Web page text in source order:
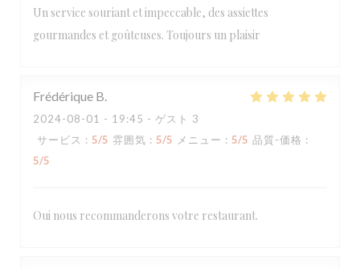
Un service souriant et impeccable, des assiettes
gourmandes et goûteuses. Toujours un plaisir
Frédérique B
2024-08-01 - 19:45 - ゲスト 3
サービス : 5/5 雰囲気 : 5/5 メニュー : 5/5 品質-価格 :
5/5
Oui nous recommanderons votre restaurant.